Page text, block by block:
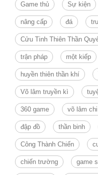
Game thủ Sự kiện
nâng cấp đá
Cửu Tinh Thiên Thần
trận pháp một kiếp
huyền thiên thần khí
Võ lâm truyền kì
360 game võ lâm
đập đồ thần binh
Công Thành Chiến
chiến trường game